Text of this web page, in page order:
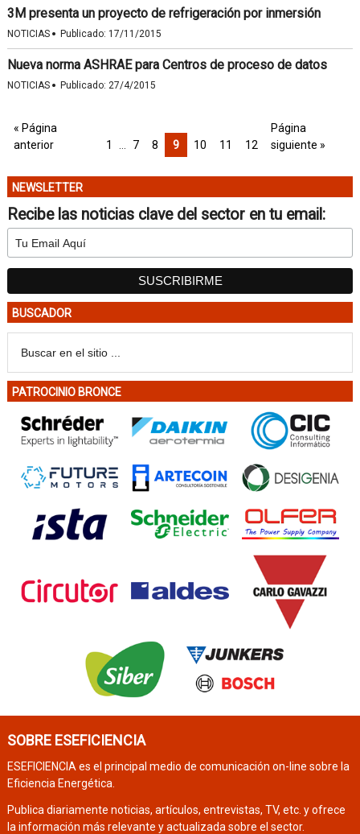
3M presenta un proyecto de refrigeración por inmersión
NOTICIAS · Publicado: 17/11/2015
Nueva norma ASHRAE para Centros de proceso de datos
NOTICIAS · Publicado: 27/4/2015
« Página
anterior
1 7 8 9 10 11 12
Página
siguiente »
NEWSLETTER
Recibe las noticias clave del sector en tu email:
BUSCADOR
PATROCINIO BRONCE
SOBRE ESEFICIENCIA
ESEFICIENCIA es el principal medio de comunicación on-line sobre la
Eficiencia Energética.
Publica diariamente noticias, artículos, entrevistas, TV, etc. y ofrece
la información más relevante y actualizada sobre el sector.